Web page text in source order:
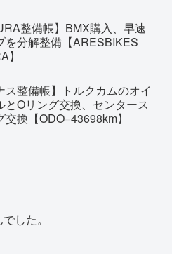
整備帳】BMX購入、早速
を分解整備【ARESBIKES
】
ス整備帳】トルクカムのオイ
とOリング交換、センタース
交換【ODO=43698km】
した。